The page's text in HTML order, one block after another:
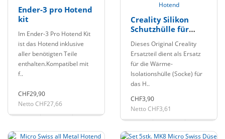
Ender-3 pro Hotend
kit
Im Ender-3 Pro Hotend Kit
ist das Hotend inklusive
aller benötigten Teile
enthalten.Kompatibel mit
f..
CHF29,90
Netto CHF27,66
Creality Silikon
Schutzhülle für
Dieses Original Creality
Ersatzteil dient als Ersatz
für die Wärme-
Isolationshülle (Socke) für
das H..
CHF3,90
Netto CHF3,61